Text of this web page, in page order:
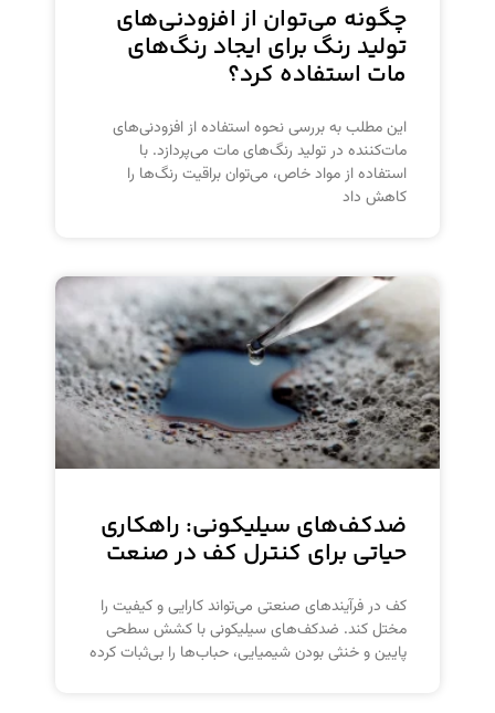
چگونه می‌توان از افزودنی‌های
تولید رنگ برای ایجاد رنگ‌های
مات استفاده کرد؟
این مطلب به بررسی نحوه استفاده از افزودنی‌های
مات‌کننده در تولید رنگ‌های مات می‌پردازد. با
استفاده از مواد خاص، می‌توان براقیت رنگ‌ها را
کاهش داد
ضدکف‌های سیلیکونی: راهکاری
حیاتی برای کنترل کف در صنعت
کف در فرآیندهای صنعتی می‌تواند کارایی و کیفیت را
مختل کند. ضدکف‌های سیلیکونی با کشش سطحی
پایین و خنثی بودن شیمیایی، حباب‌ها را بی‌ثبات کرده